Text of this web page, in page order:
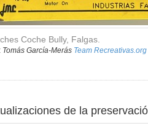
Coche Bully, Falgas.
Tomás García-Merás Team Recreativas.org
de la